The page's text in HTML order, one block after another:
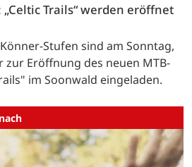
Trails“ werden eröffnet
Stufen sind am Sonntag,
zur Eröffnung des neuen MTB-
im Soonwald eingeladen.